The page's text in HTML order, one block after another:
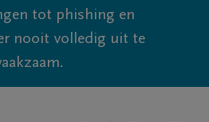
tot phishing en
nooit volledig uit te